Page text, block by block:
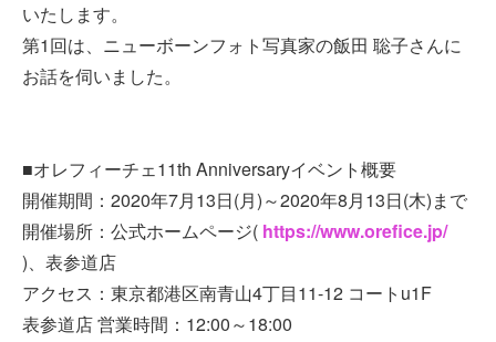
いたします。
第1回は、ニューボーンフォト写真家の飯田 聡子さんに
お話を伺いました。
■オレフィーチェ11th Anniversaryイベント概要
開催期間：2020年7月13日(月)～2020年8月13日(木)まで
開催場所：公式ホームページ( https://www.orefice.jp/
)、表参道店
アクセス：東京都港区南青山4丁目11-12 コートu1F
表参道店 営業時間：12:00～18:00